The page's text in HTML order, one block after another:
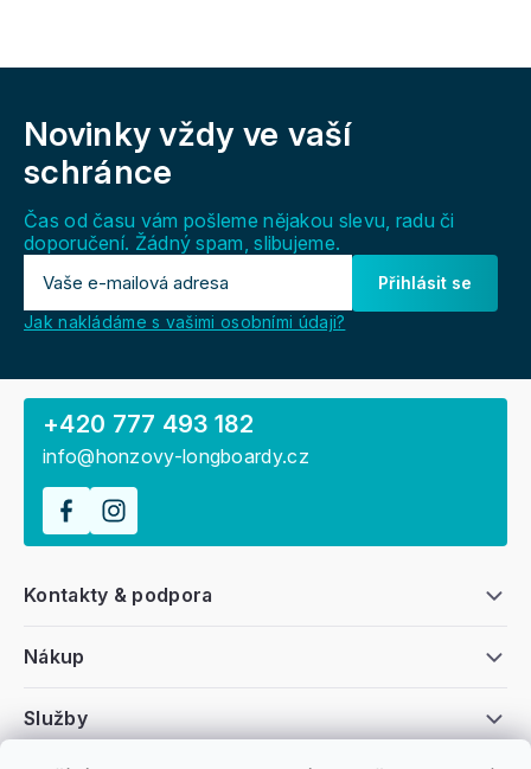
Novinky vždy ve vaší
schránce
Čas od času vám pošleme nějakou slevu, radu či
doporučení. Žádný spam, slibujeme.
Přihlásit se
Jak nakládáme s vašimi osobními údaji?
Nákup
Kontakty & podpora
Služby
+420 777 493 182
info@honzovy-longboardy.cz